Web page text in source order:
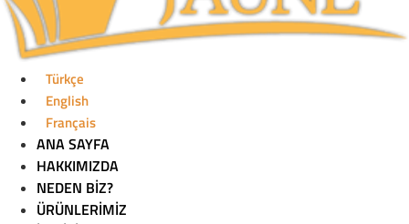
Türkçe
English
Français
ANA SAYFA
HAKKIMIZDA
NEDEN BİZ?
ÜRÜNLERİMİZ